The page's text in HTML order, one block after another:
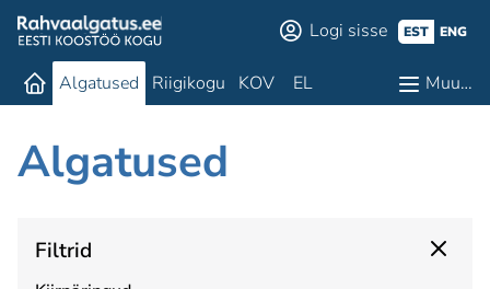
Logi sisse EST ENG
Algatused Riigikogu KOV EL Muu…
Algatused
Filtrid